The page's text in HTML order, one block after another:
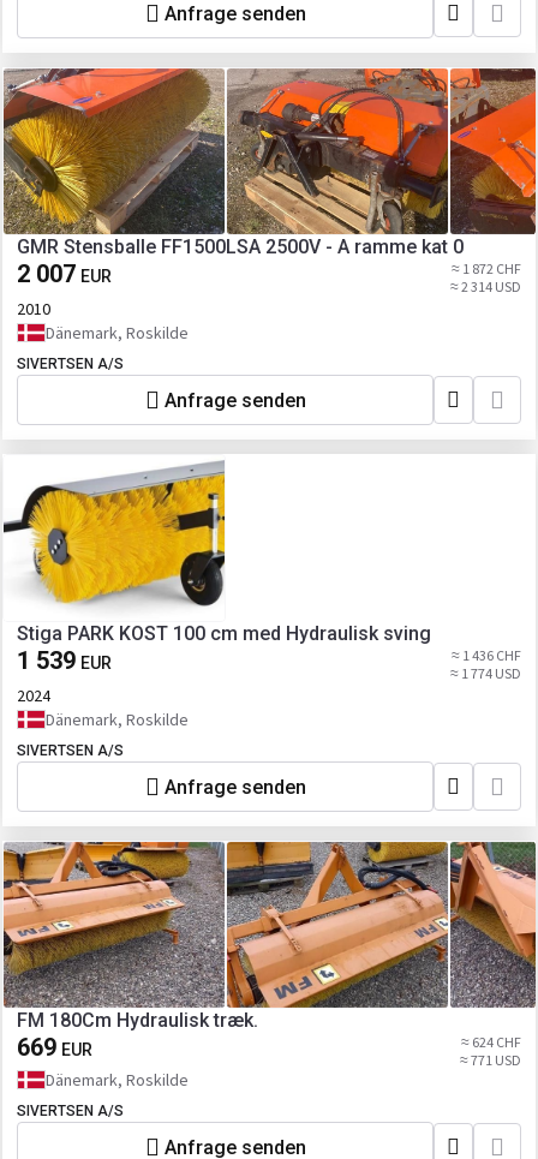
Anfrage senden
GMR Stensballe FF1500LSA 2500V - A ramme kat 0
2 007 EUR
≈ 1 872 CHF
≈ 2 314 USD
2010
Dänemark, Roskilde
SIVERTSEN A/S
Anfrage senden
Stiga PARK KOST 100 cm med Hydraulisk sving
1 539 EUR
≈ 1 436 CHF
≈ 1 774 USD
2024
Dänemark, Roskilde
SIVERTSEN A/S
Anfrage senden
FM 180Cm Hydraulisk træk.
669 EUR
≈ 624 CHF
≈ 771 USD
Dänemark, Roskilde
SIVERTSEN A/S
Anfrage senden